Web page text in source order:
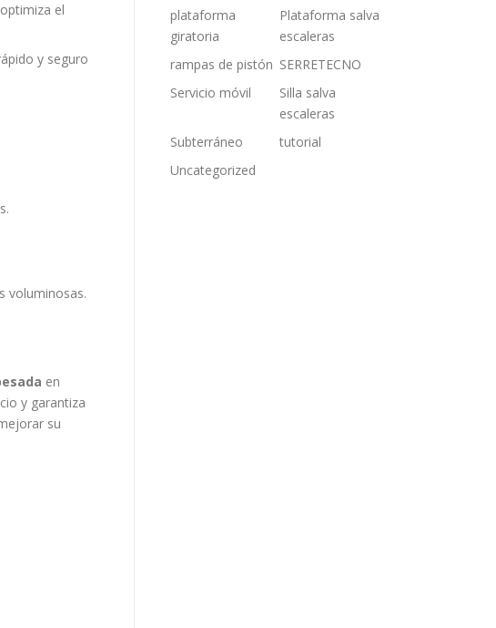
el
y seguro
voluminosas.
en
y garantiza
su
plataforma
giratoria
Plataforma salva
escaleras
rampas de pistón SERRETECNO
Servicio móvil
Silla salva
escaleras
Subterráneo
tutorial
Uncategorized